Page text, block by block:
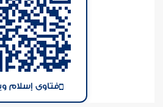
فتاوى إسلام